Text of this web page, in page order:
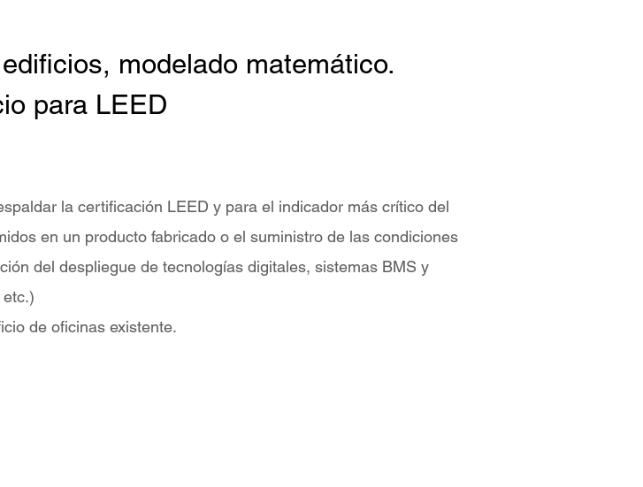
modelado matemático.
para LEED
la certificación LEED y para el indicador más crítico del
en un producto fabricado o el suministro de las condiciones
del despliegue de tecnologías digitales, sistemas BMS y
de oficinas existente.